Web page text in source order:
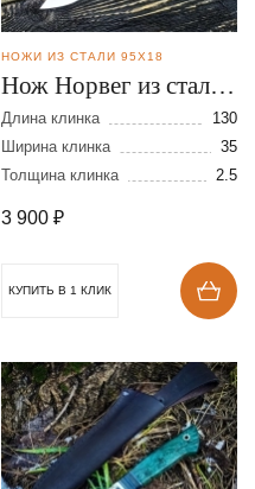
НОЖИ ИЗ СТАЛИ 95Х18
Нож Норвег из стали
95Х18
Длина клинка
130
Ширина клинка
35
Толщина клинка
2.5
3 900 ₽
КУПИТЬ В 1 КЛИК